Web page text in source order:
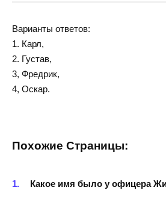
Варианты ответов:
1. Карл,
2. Густав,
3, Фредрик,
4, Оскар.
Похожие Страницы:
Какое имя было у офицера